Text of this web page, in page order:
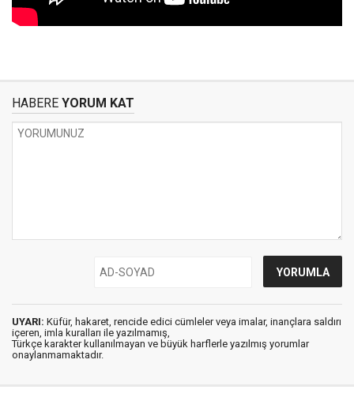
HABERE YORUM KAT
UYARI: Küfür, hakaret, rencide edici cümleler veya imalar, inançlara saldırı
içeren, imla kuralları ile yazılmamış,
Türkçe karakter kullanılmayan ve büyük harflerle yazılmış yorumlar
onaylanmamaktadır.